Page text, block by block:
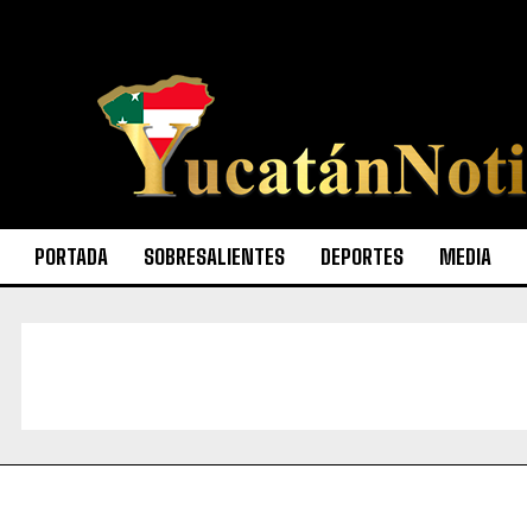
PORTADA SOBRESALIENTES DEPORTES MEDIA